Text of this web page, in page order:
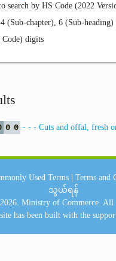
search by HS Code (2022
(Sub-chapter), 6 (Sub-heading)
digits
0 0 - - - Cuts and offal, fresh
Used Terms Terms and
သွယ်ရန်
Ministry of Commerce. All
has been built with the